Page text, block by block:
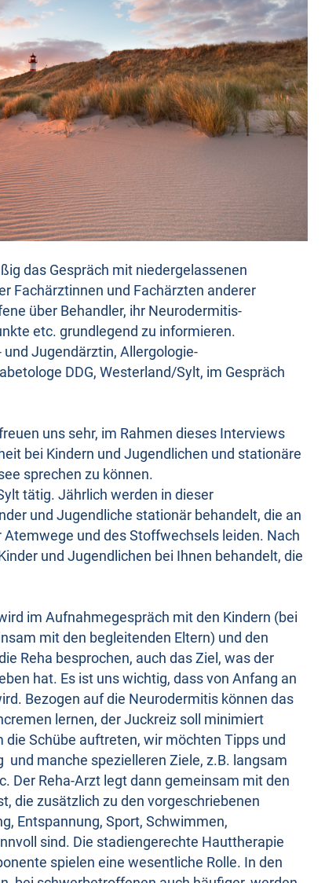
das Gespräch mit niedergelassenen
Fachärztinnen und Fachärzten anderer
über Behandler, ihr Neurodermitis-
etc. grundlegend zu informieren.
und Jugendärztin, Allergologie-
DDG, Westerland/Sylt, im Gespräch
uns sehr, im Rahmen dieses Interviews
bei Kindern und Jugendlichen und stationäre
sprechen zu können.
tätig. Jährlich werden in dieser
und Jugendliche stationär behandelt, die an
und des Stoffwechsels leiden. Nach
und Jugendlichen bei Ihnen behandelt, die
im Aufnahmegespräch mit den Kindern (bei
mit den begleitenden Eltern) und den
Reha besprochen, auch das Ziel, was der
hat. Es ist uns wichtig, dass von Anfang an
Bezogen auf die Neurodermitis können das
lernen, der Juckreiz soll minimiert
Schübe auftreten, wir möchten Tipps und
manche spezielleren Ziele, z.B. langsam
Der Reha-Arzt legt dann gemeinsam mit den
die zusätzlich zu den vorgeschriebenen
Entspannung, Sport, Schwimmen,
sind. Die stadiengerechte Hauttherapie
spielen eine wesentliche Rolle. In den